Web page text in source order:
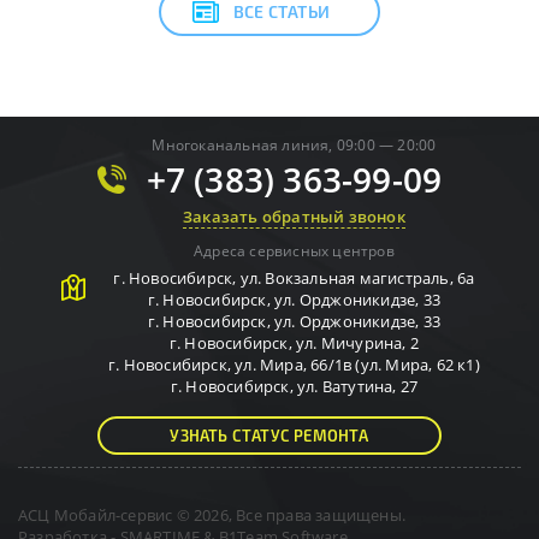
ВСЕ СТАТЬИ
Многоканальная линия, 09:00 — 20:00
+7 (383) 363-99-09
Заказать обратный звонок
Адреса сервисных центров
г. Новосибирск, ул. Вокзальная магистраль, 6а
г. Новосибирск,ул. Орджоникидзе, 33
г. Новосибирск,ул. Орджоникидзе, 33
г. Новосибирск,ул. Мичурина, 2
г. Новосибирск,ул. Мира, 66/1в (ул. Мира, 62 к1)
г. Новосибирск,ул. Ватутина, 27
УЗНАТЬ СТАТУС РЕМОНТА
АСЦ Мобайл-сервис © 2026, Все права защищены.